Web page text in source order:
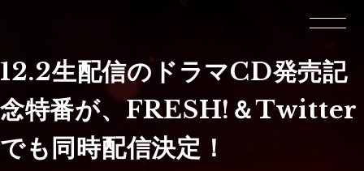
12.2生配信のドラマCD発売記
念特番が、FRESH!＆Twitter
でも同時配信決定！